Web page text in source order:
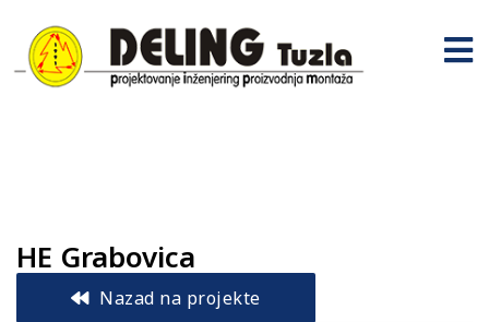
HE Grabovica
Nazad na projekte